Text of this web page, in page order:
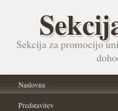
Sekcija za promocijo
Naslovna
Predstavitev